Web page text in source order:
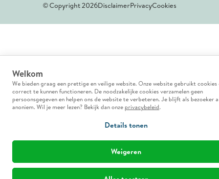
Welkom
We bieden graag een prettige en veilige website. Onze website gebruikt cookies
correct te kunnen functioneren. De noodzakelijke cookies verzamelen geen
persoonsgegeven en helpen ons de website te verbeteren. Je blijft als bezoeker
anoniem. Wil je meer lezen? Bekijk dan onze privacybeleid.
Details tonen
Weigeren
© Copyright 2026DisclaimerPrivacyCookies